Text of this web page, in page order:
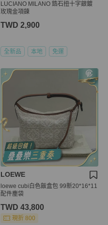
LUCIANO MILANO 鋯石扭十字銀鍍
玫瑰金項鍊
TWD 2,900
全新品 本地 免運
LOEWE
loewe cubi白色飯盒包 99新20*16*11
配件塵袋
TWD 43,800
現折 800